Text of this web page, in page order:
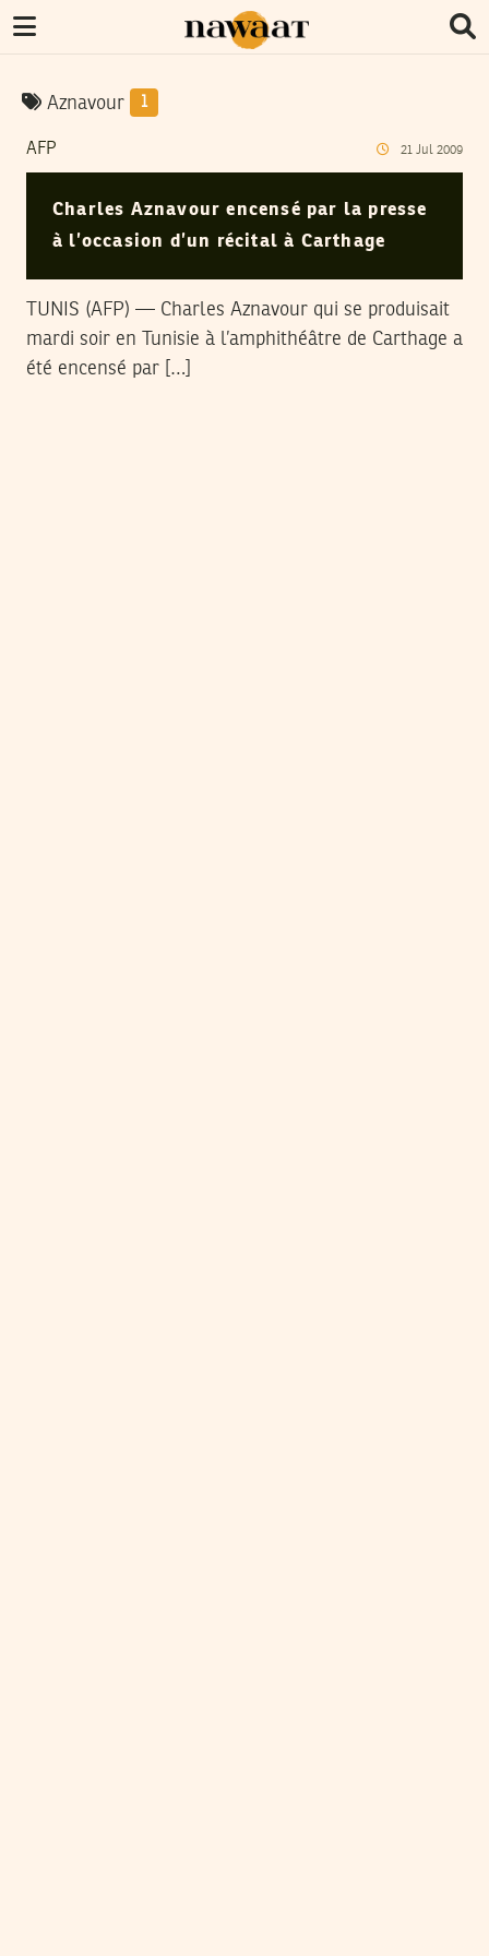
Aznavour 1
AFP 21 Jul 2009
Charles Aznavour encensé par la presse
à l’occasion d’un récital à Carthage
TUNIS (AFP) — Charles Aznavour qui se produisait
mardi soir en Tunisie à l’amphithéâtre de Carthage a
été encensé par […]